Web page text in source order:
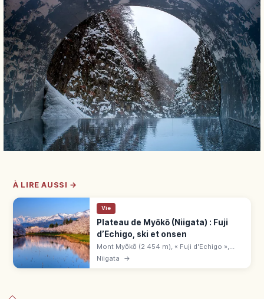
À LIRE AUSSI →
Vie
Plateau de Myōkō (Niigata) : Fuji
d’Echigo, ski et onsen
Mont Myōkō (2 454 m), « Fuji d'Echigo »,
plateau de Niigata aux activités 4 saisons.
Onsen Akakura, station Sugi-no-Hara,
Niigata →